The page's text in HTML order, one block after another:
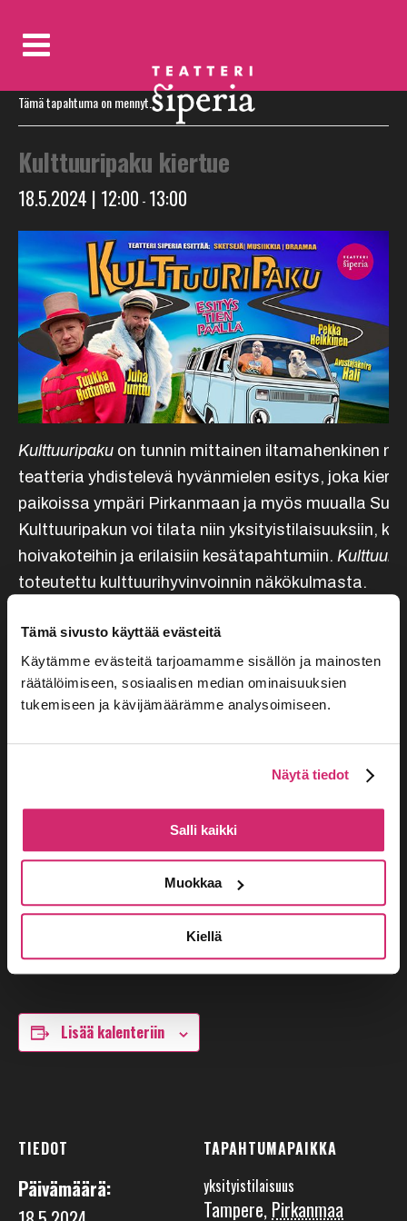
Tämä sivusto käyttää evästeitä
Käytämme evästeitä tarjoamamme sisällön ja mainosten
räätälöimiseen, sosiaalisen median ominaisuuksien
tukemiseen ja kävijämäärämme analysoimiseen.
Näytä tiedot
Salli kaikki
Muokkaa
Kiellä
Tämä tapahtuma on mennyt.
Kulttuuripaku kiertue
18.5.2024 | 12:00 - 13:00
Kulttuuripaku on tunnin mittainen iltamahenkinen
teatteria yhdistelevä hyvänmielen esitys, joka
paikoissa ympäri Pirkanmaan ja myös muualla
Kulttuuripakun voi tilata niin yksityistilaisuuksiin,
hoivakoteihin ja erilaisiin kesätapahtumiin.
toteutettu kulttuurihyvinvoinnin näkökulmasta.
Teatteri Siperian Kulttuuripakun esityskiertue Pirkanmaalla,
lähitorilta.
Musiikkia, sketsejä ja draamaa sisältävän kolmen
ja yhden avustajakoiran toteuttama hyväntuulen esitys kiertää
Tilaa uutiskirje tästä
Lue lisää Kulttuuripakusta:
https://teatterisiperia.net/ohjelmisto/
Lisää kalenteriin
TIEDOT
Päivämäärä:
TAPAHTUMAPAIKKA
yksityistilaisuus
Tampere, Pirkanmaa